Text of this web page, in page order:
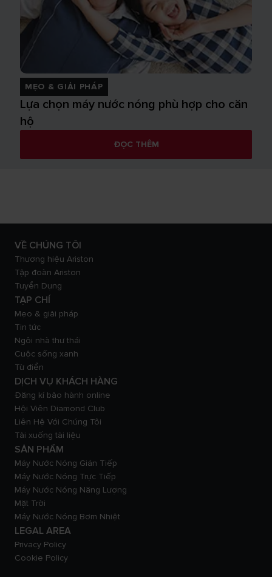
MẸO & GIẢI PHÁP
Lựa chọn máy nước nóng phù hợp cho căn
hộ
ĐỌC THÊM
VỀ CHÚNG TÔI
Thương hiệu Ariston
Tập đoàn Ariston
Tuyển Dụng
TẠP CHÍ
Mẹo & giải pháp
Tin tức
Ngôi nhà thư thái
Cuộc sống xanh
Từ điển
DỊCH VỤ KHÁCH HÀNG
Đăng kí bảo hành online
Hội Viên Diamond Club
Liên Hệ Với Chúng Tôi
Tải xuống tài liệu
SẢN PHẨM
Máy Nước Nóng Gián Tiếp
Máy Nước Nóng Trực Tiếp
Máy Nước Nóng Năng Lượng
Mặt Trời
Máy Nước Nóng Bơm Nhiệt
LEGAL AREA
Privacy Policy
Cookie Policy